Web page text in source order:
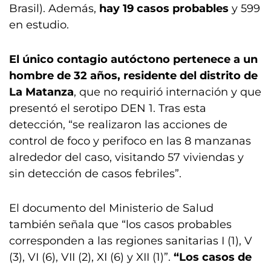
Brasil). Además, hay 19 casos probables y 599
en estudio.
El único contagio autóctono pertenece a un
hombre de 32 años, residente del distrito de
La Matanza, que no requirió internación y que
presentó el serotipo DEN 1. Tras esta
detección, “se realizaron las acciones de
control de foco y perifoco en las 8 manzanas
alrededor del caso, visitando 57 viviendas y
sin detección de casos febriles”.
El documento del Ministerio de Salud
también señala que “los casos probables
corresponden a las regiones sanitarias I (1), V
(3), VI (6), VII (2), XI (6) y XII (1)”. “Los casos de